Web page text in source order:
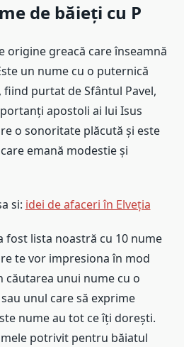
de băieți cu P
origine greacă care înseamnă
un nume cu o puternică
purtat de Sfântul Pavel,
apostoli ai lui Isus
o sonoritate plăcută și este
emană modestie și
si: idei de afaceri în Elveția
fost lista noastră cu 10 nume
te vor impresiona în mod
căutarea unui nume cu o
unul care să exprime
nume au tot ce îți dorești.
potrivit pentru băiatul